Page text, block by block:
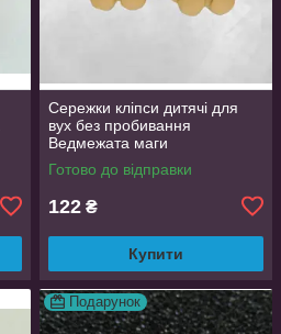
Сережки кліпси дитячі для
вух без пробивання
Ведмежата маги
Готово до відправки
122 ₴
Купити
Подарунок